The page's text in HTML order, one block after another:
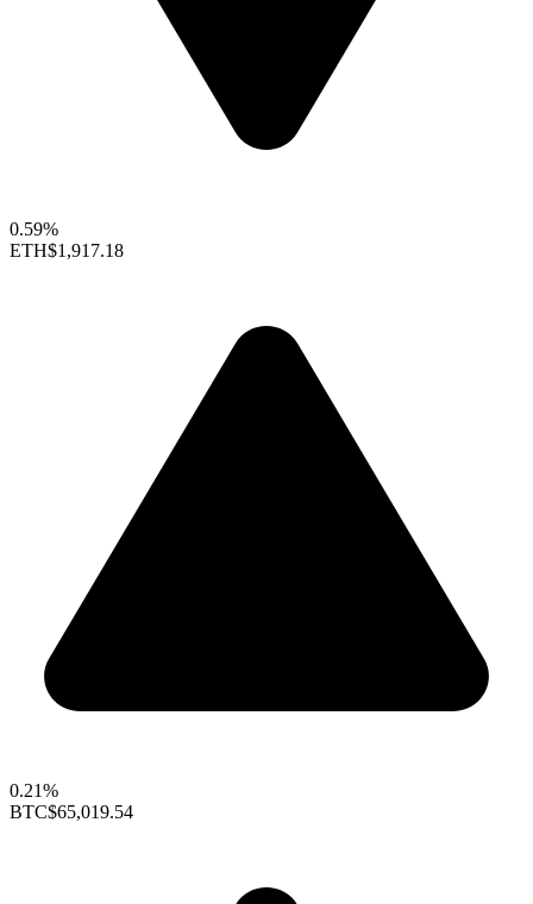
0.59%
ETH$1,917.18
0.21%
BTC$65,019.54